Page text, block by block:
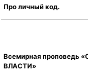
Про личный код.
Всемирная
ВЛАСТИ»